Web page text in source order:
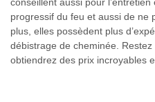
progressif du feu et aussi de ne
plus, elles possèdent plus
débistrage de cheminée.
obtiendrez des prix incroyables